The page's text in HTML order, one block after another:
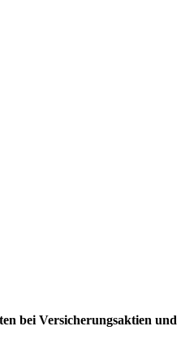
bei Versicherungsaktien und